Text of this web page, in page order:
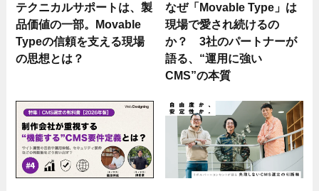
テクニカルサポートは、製
品価値の一部。Movable
Typeの信頼を支える現場
の思想とは？
なぜ「Movable Type」は
現場で愛され続けるの
か？ 3社のパートナーが
語る、“運用に強い
CMS”の本質